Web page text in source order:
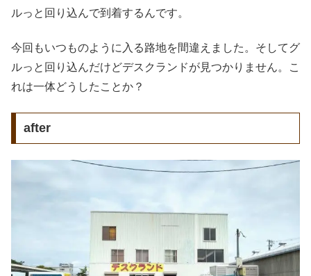
ルっと回り込んで到着するんです。
今回もいつものように入る路地を間違えました。そしてグ
ルっと回り込んだけどデスクランドが見つかりません。こ
れは一体どうしたことか？
after